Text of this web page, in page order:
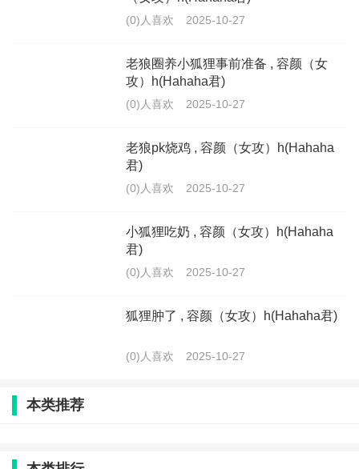
(0)人喜欢 2025-10-27
老狼圈养小狐狸事前准备 , 容颜（女
攻）h(Hahaha君)
(0)人喜欢 2025-10-27
老狼pk烧鸡 , 容颜（女攻）h(Hahaha
君)
(0)人喜欢 2025-10-27
小狐狸吃奶 , 容颜（女攻）h(Hahaha
君)
(0)人喜欢 2025-10-27
狐狸肿了 , 容颜（女攻）h(Hahaha君)
(0)人喜欢 2025-10-27
本类推荐